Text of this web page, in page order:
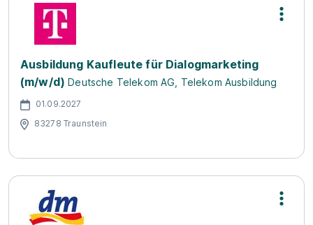
Ausbildung Kaufleute für Dialogmarketing
(m/w/d) Deutsche Telekom AG, Telekom Ausbildung
01.09.2027
83278 Traunstein